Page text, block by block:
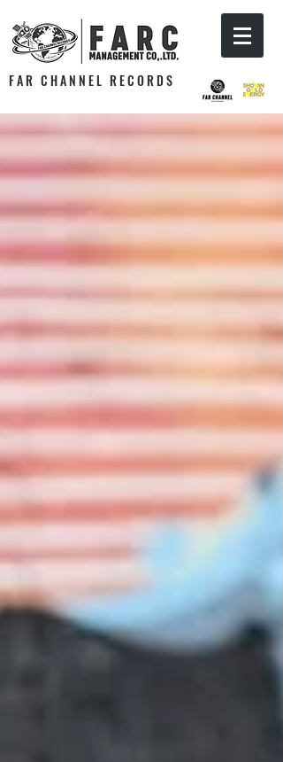
F A R C H A N N E L R E C O R D S